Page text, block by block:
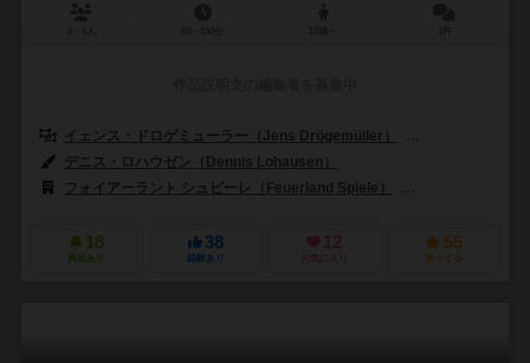
イェンス・ドロゲミューラー（Jens Drögemüller）
デニス・ロハウゼン（Dennis Lohausen）
フォイアーラント シュピーレ（Feuerland Spiele）
18
興味あり
38
経験あり
12
お気に入り
55
持ってる